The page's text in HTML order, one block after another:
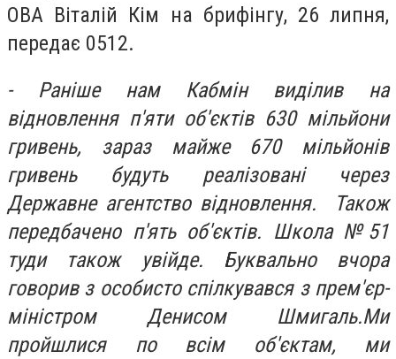
ОВА Віталій Кім на брифінгу, 26 липня,
передає 0512.
- Раніше нам Кабмін виділив на
відновлення п'яти об'єктів 630 мільйони
гривень, зараз майже 670 мільйонів
гривень будуть реалізовані через
Державне агентство відновлення. Також
передбачено п'ять об'єктів. Школа №51
туди також увійде. Буквально вчора
говорив з особисто спілкувався з прем'єр-
міністром Денисом Шмигаль.Ми
пройшлися по всім об'єктам, ми